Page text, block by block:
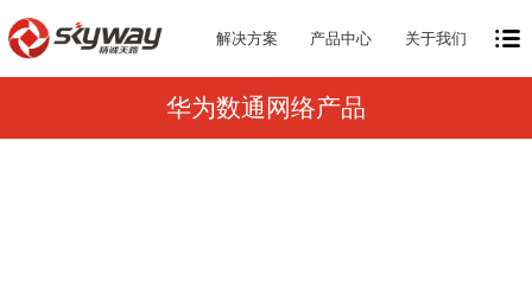
解决方案 产品中心 关于我们
华为数通网络产品